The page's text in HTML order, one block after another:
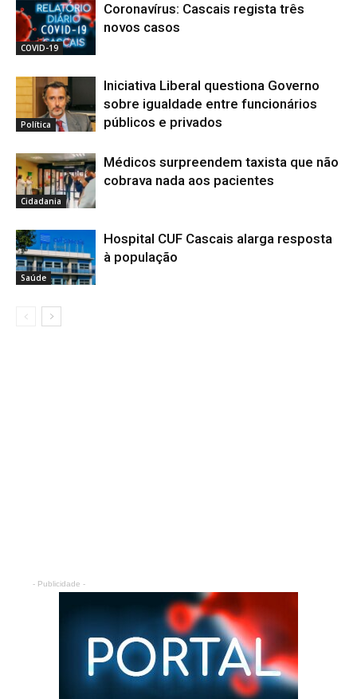
COVID-19
Coronavírus: Cascais regista três
novos casos
Política
Iniciativa Liberal questiona Governo
sobre igualdade entre funcionários
públicos e privados
Cidadania
Médicos surpreendem taxista que não
cobrava nada aos pacientes
Saúde
Hospital CUF Cascais alarga resposta
à população
- Publicidade -